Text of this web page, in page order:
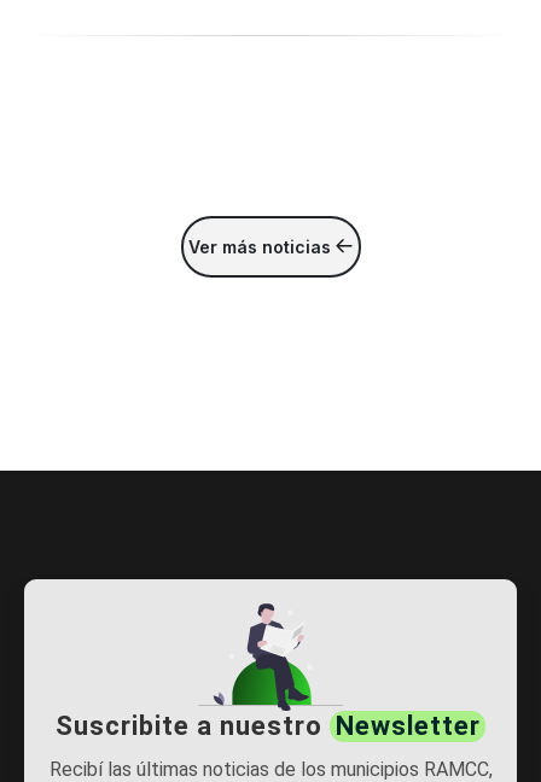
Ver más noticias
Suscribite a nuestro Newsletter
Recibí las últimas noticias de los municipios RAMCC,